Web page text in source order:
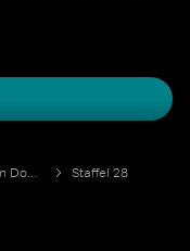
Police Ten 7 - Auf Streife in Down Under
Staffel 28